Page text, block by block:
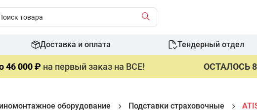
Доставка и оплата Тендерный отдел
46 000 ₽ на первый заказ на ВСЕ! ОСТАЛОСЬ
оборудование Подставки страховочные